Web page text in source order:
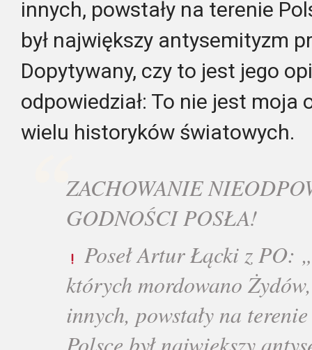
innych, powstały na terenie
był największy antysemityzm
Dopytywany, czy to jest jego
odpowiedział: To nie jest moja
wielu historyków światowych.
ZACHOWANIE
GODNOŚCI POSŁA!
Poseł Artur Łącki z PO:
których mordowano
innych, powstały na